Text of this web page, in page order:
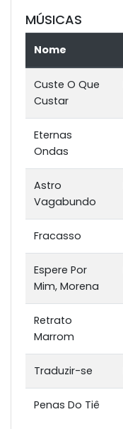
MÚSICAS
Nome
Custe O Que
Custar
Eternas
Ondas
Astro
Vagabundo
Fracasso
Espere Por
Mim, Morena
Retrato
Marrom
Traduzir-se
Penas Do Tiê